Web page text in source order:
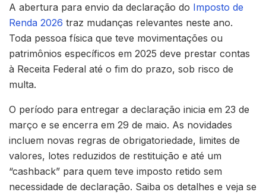
A abertura para envio da declaração do Imposto de
Renda 2026 traz mudanças relevantes neste ano.
Toda pessoa física que teve movimentações ou
patrimônios específicos em 2025 deve prestar contas
à Receita Federal até o fim do prazo, sob risco de
multa.
O período para entregar a declaração inicia em 23 de
março e se encerra em 29 de maio. As novidades
incluem novas regras de obrigatoriedade, limites de
valores, lotes reduzidos de restituição e até um
“cashback” para quem teve imposto retido sem
necessidade de declaração. Saiba os detalhes e veja se